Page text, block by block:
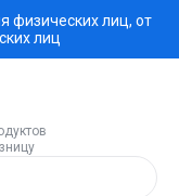
физических лиц, от
лиц